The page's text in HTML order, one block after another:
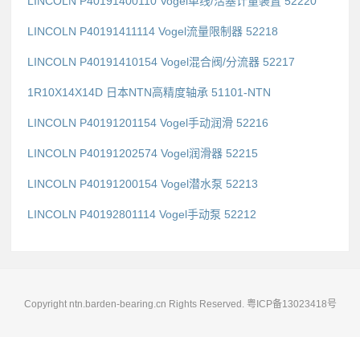
LINCOLN P40191411114 Vogel流量限制器 52218
LINCOLN P40191410154 Vogel混合阀/分流器 52217
1R10X14X14D 日本NTN高精度轴承 51101-NTN
LINCOLN P40191201154 Vogel手动润滑 52216
LINCOLN P40191202574 Vogel润滑器 52215
LINCOLN P40191200154 Vogel潜水泵 52213
LINCOLN P40192801114 Vogel手动泵 52212
Copyright ntn.barden-bearing.cn Rights Reserved. 粤ICP备13023418号